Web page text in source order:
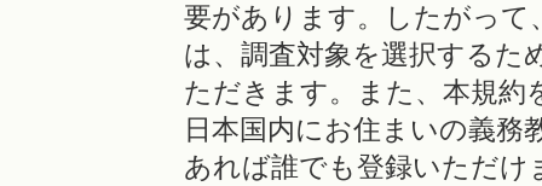
要があります。したがって
は、調査対象を選択するた
ただきます。また、本規約
日本国内にお住まいの義務
あれば誰でも登録いただけ